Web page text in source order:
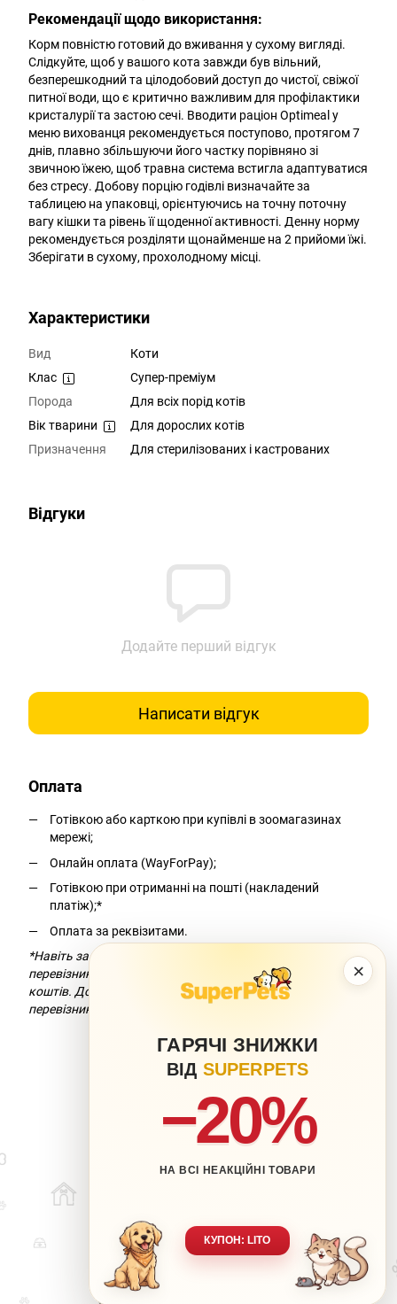
×
ГАРЯЧІ ЗНИЖКИ
ВІД SUPERPETS
−20%
НА ВСІ НЕАКЦІЙНІ ТОВАРИ
КУПОН: LITO
Рекомендації щодо використання:
Корм повністю готовий до вживання у сухому вигляді.
Слідкуйте, щоб у вашого кота завжди був вільний,
безперешкодний та цілодобовий доступ до чистої, свіжої
питної води, що є критично важливим для профілактики
кристалурії та застою сечі. Вводити раціон Optimeal у
меню вихованця рекомендується поступово, протягом 7
днів, плавно збільшуючи його частку порівняно зі
звичною їжею, щоб травна система встигла адаптуватися
без стресу. Добову порцію годівлі визначайте за
таблицею на упаковці, орієнтуючись на точну поточну
вагу кішки та рівень її щоденної активності. Денну норму
рекомендується розділяти щонайменше на 2 прийоми їжі.
Зберігати в сухому, прохолодному місці.
Характеристики
Вид
Коти
Клас
Супер-преміум
Порода
Для всіх порід котів
Вік тварини
Для дорослих котів
Призначення
Для стерилізованих і кастрованих
Відгуки
Додайте перший відгук
Написати відгук
Оплата
Готівкою або карткою при купівлі в зоомагазинах
мережі;
Онлайн оплата (WayForPay);
Готівкою при отриманні на пошті (накладений
платіж);*
Оплата за реквізитами.
*Навіть за умови безкоштовної доставки компанія-
перевізник додасть комісію за переказ
коштів. Докладніше можна дізнатися на сайті компанії-
перевізника.
063 217-20-99 066 707-11-17
Повна версія сайту